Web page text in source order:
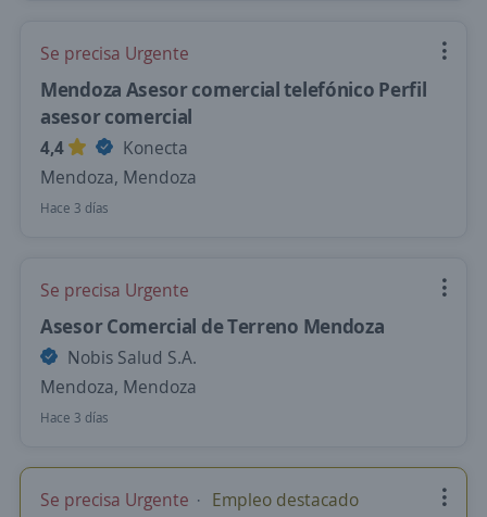
Se precisa Urgente
Mendoza Asesor comercial telefónico Perfil
asesor comercial
4,4
Konecta
Mendoza, Mendoza
Hace 3 días
Se precisa Urgente
Asesor Comercial de Terreno Mendoza
Nobis Salud S.A.
Mendoza, Mendoza
Hace 3 días
Se precisa Urgente Empleo destacado